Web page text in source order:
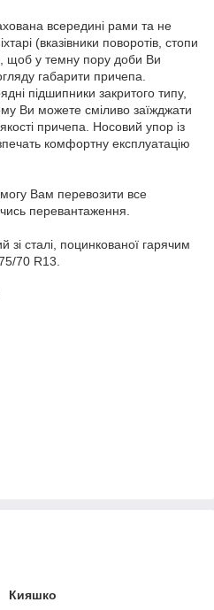
всередині рами та не
(вказівники поворотів, стопи
щоб у темну пору доби Ви
габарити причепа.
підшипники закритого типу,
Ви можете сміливо заїжджати
причепа. Носовий упор із
комфортну експлуатацію
Вам перевозити все
перевантаження.
зі сталі, поцинкованої гарячим
70 R13.
Кияшко